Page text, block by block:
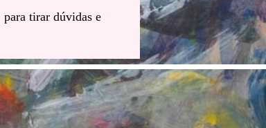
para tirar dúvidas e